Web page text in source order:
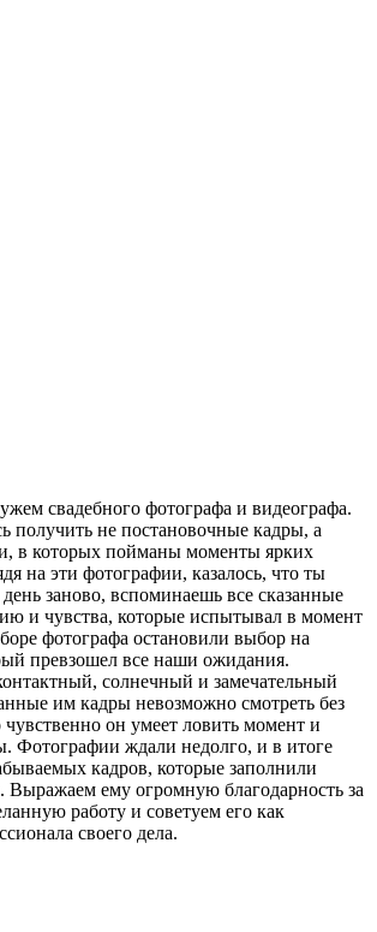
свадебного фотографа и видеографа.
получить не постановочные кадры, а
в которых пойманы моменты ярких
на эти фотографии, казалось, что ты
заново, вспоминаешь все сказанные
и чувства, которые испытывал в момент
фотографа остановили выбор на
превзошел все наши ожидания.
солнечный и замечательный
им кадры невозможно смотреть без
чувственно он умеет ловить момент и
Фотографии ждали недолго, и в итоге
кадров, которые заполнили
Выражаем ему огромную благодарность за
работу и советуем его как
своего дела.